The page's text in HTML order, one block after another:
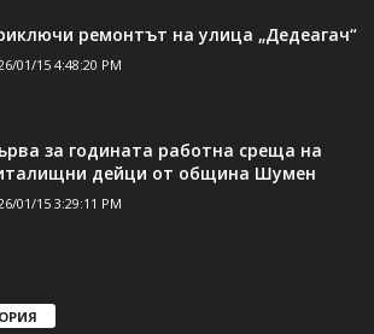
ремонтът на улица „Дедеагач“
01/15 4:48:20 PM
за годината работна среща на
дейци от община Шумен
01/15 3:29:11 PM